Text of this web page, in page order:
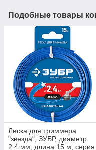
Подобные товары
Леска для триммера
"звезда", ЗУБР, диаметр
2.4 мм, длина 15 м, серия